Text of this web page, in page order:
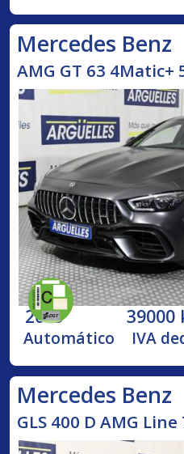
Mercedes Benz
AMG GT 63 4Matic+
2019 39000
Automático IVA
Mercedes Benz
GLS 400 D AMG